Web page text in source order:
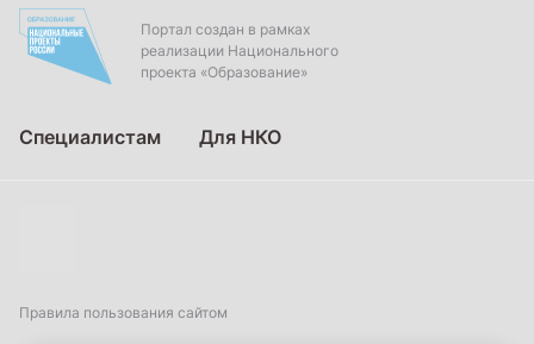
Портал создан в рамках
реализации Национального
проекта «Образование»
Специалистам Для НКО
Правила пользования сайтом